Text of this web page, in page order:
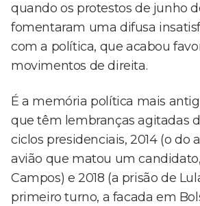
quando os protestos de junho
fomentaram uma difusa
com a política, que acabou
movimentos de direita.
É a memória política mais
que têm lembranças agitadas
ciclos presidenciais, 2014 (o do
avião que matou um
Campos) e 2018 (a prisão de
primeiro turno, a facada em